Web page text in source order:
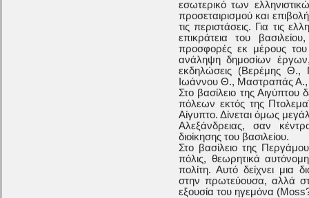
εσωτερικό των
προσεταιρισμού και
τις περιστάσεις. Για τις
επικράτεια του
προσφορές εκ μέρους
ανάληψη δημοσίων έργων,
εκδηλώσεις (Βερέμης Θ.,
Ιωάννου Θ., Μαστραπάς Α.,
Στο βασίλειο της
πόλεων εκτός της
Αίγυπτο. Δίνεται όμως
Αλεξάνδρειας, σαν
διοίκησης του βασιλείου.
Στο βασίλειο της
πόλις, θεωρητικά
πολίτη. Αυτό δείχνει μια
στην πρωτεύουσα, αλλά
εξουσία του ηγεμόνα